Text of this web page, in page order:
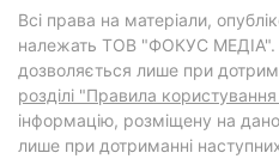
Всі права на матеріали,
належать ТОВ "ФОКУС МЕДІА".
дозволяється лише при
розділі "Правила
інформацію, розміщену на
лише при дотриманні